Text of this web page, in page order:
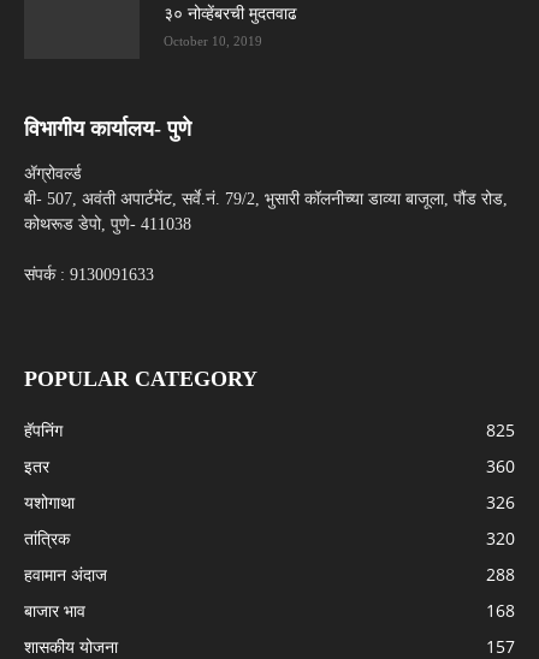
३० नोव्हेंबरची मुदतवाढ
October 10, 2019
विभागीय कार्यालय- पुणे
ॲग्रोवर्ल्ड
बी- 507, अवंती अपार्टमेंट, सर्वे.नं. 79/2, भुसारी कॉलनीच्या डाव्या बाजूला, पौंड रोड,
कोथरूड डेपो, पुणे- 411038
संपर्क : 9130091633
POPULAR CATEGORY
हॅपनिंग
825
इतर
360
यशोगाथा
326
तांत्रिक
320
हवामान अंदाज
288
बाजार भाव
168
शासकीय योजना
157